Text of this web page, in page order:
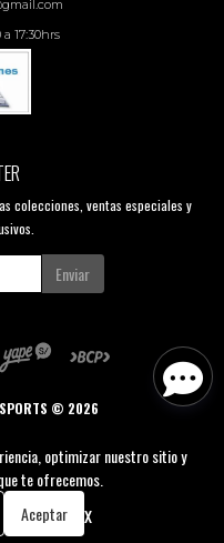
a 17:30hrs
colecciones, ventas especiales y
Enviar
© 2026
optimizar nuestro sitio y
te ofrecemos.
Aceptar x